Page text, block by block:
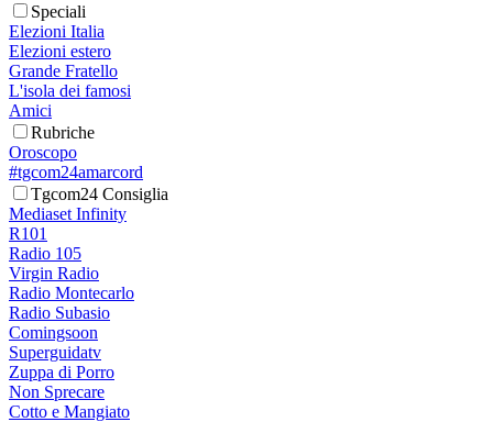
Speciali
Elezioni Italia
Elezioni estero
Grande Fratello
L'isola dei famosi
Amici
Rubriche
Oroscopo
#tgcom24amarcord
Tgcom24 Consiglia
Mediaset Infinity
R101
Radio 105
Virgin Radio
Radio Montecarlo
Radio Subasio
Comingsoon
Superguidatv
Zuppa di Porro
Non Sprecare
Cotto e Mangiato